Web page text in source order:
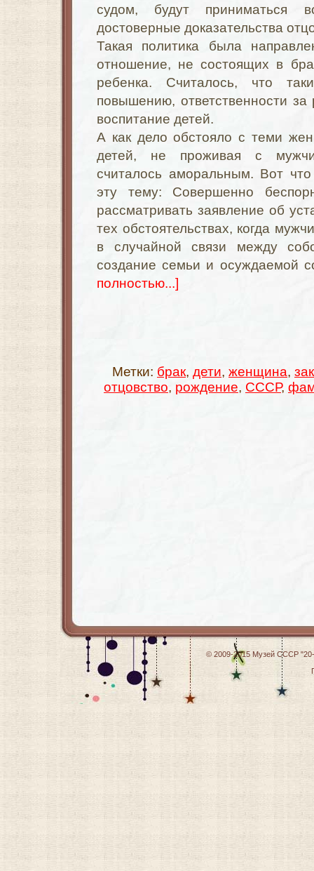
судом, будут приниматься
достоверные доказательства
Такая политика была
отношение, не состоящих в
ребенка. Считалось, что
повышению, ответственности
воспитание детей.
А как дело обстояло с теми
детей, не проживая с
считалось аморальным. Вот
эту тему: Совершенно
рассматривать заявление об
тех обстоятельствах, когда
в случайной связи между
создание семьи и осуждаемой
полностью...]
Метки: брак, дети, женщина,
отцовство, рождение, СССР,
© 2009-2015 Музей СССР